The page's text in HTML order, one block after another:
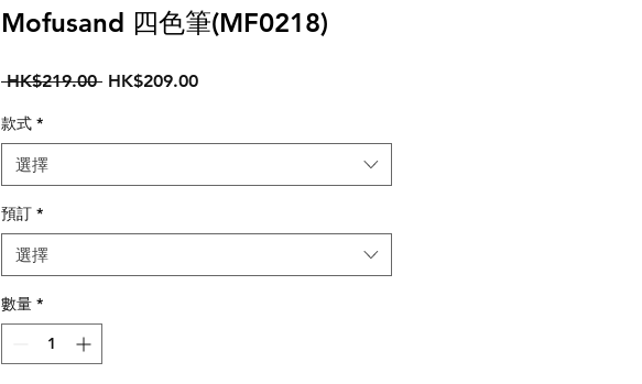
Mofusand 四色筆(MF0218)
HK$219.00 一
格
HK$209.00促
格
款式 *
選擇
預訂 *
選擇
數量 *